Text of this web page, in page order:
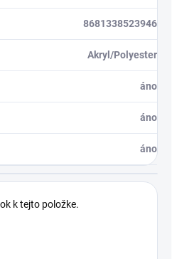
8681338523946
Akryl/Polyester
áno
áno
áno
k tejto položke.